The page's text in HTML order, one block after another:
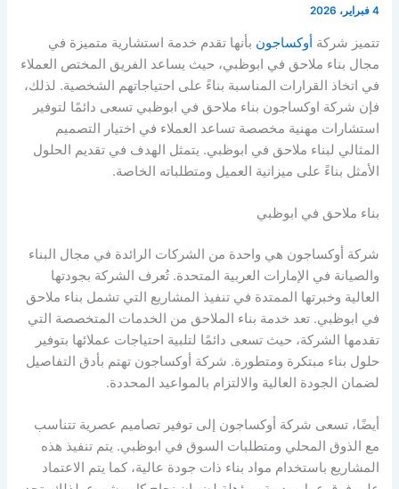
4 فبراير، 2026
تتميز شركة أوكساجون بأنها تقدم خدمة استشارية متميزة في
مجال بناء ملاحق في ابوظبي، حيث يساعد الفريق المختص العملاء
في اتخاذ القرارات المناسبة بناءً على احتياجاتهم الشخصية. لذلك،
فإن شركة اوكساجون بناء ملاحق في ابوظبي تسعى دائمًا لتوفير
استشارات مهنية مخصصة تساعد العملاء في اختيار التصميم
المثالي لبناء ملاحق في ابوظبي. يتمثل الهدف في تقديم الحلول
الأمثل بناءً على ميزانية العميل ومتطلباته الخاصة.
بناء ملاحق في ابوظبي
شركة أوكساجون هي واحدة من الشركات الرائدة في مجال البناء
والصيانة في الإمارات العربية المتحدة. تُعرف الشركة بجودتها
العالية وخبرتها الممتدة في تنفيذ المشاريع التي تشمل بناء ملاحق
في ابوظبي. تعد خدمة بناء الملاحق من الخدمات المتخصصة التي
تقدمها الشركة، حيث تسعى دائمًا لتلبية احتياجات عملائها بتوفير
حلول بناء مبتكرة ومتطورة. شركة أوكساجون تهتم بأدق التفاصيل
لضمان الجودة العالية والالتزام بالمواعيد المحددة.
أيضًا، تسعى شركة أوكساجون إلى توفير تصاميم عصرية تتناسب
مع الذوق المحلي ومتطلبات السوق في ابوظبي. يتم تنفيذ هذه
المشاريع باستخدام مواد بناء ذات جودة عالية، كما يتم الاعتماد